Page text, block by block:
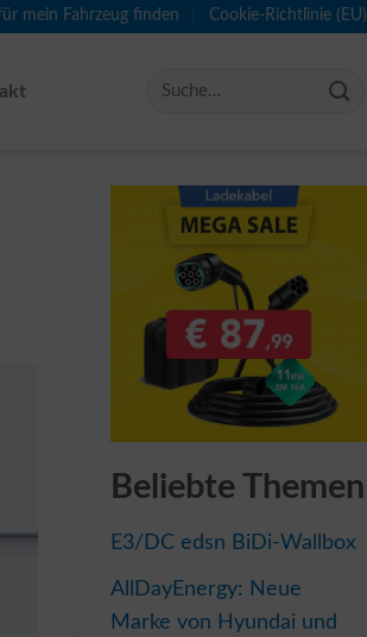
mein Fahrzeug finden Cookie-Richtlinie (EU)
Beliebte Themen
E3/DC edsn BiDi-Wallbox
AllDayEnergy: Neue
Marke von Hyundai und